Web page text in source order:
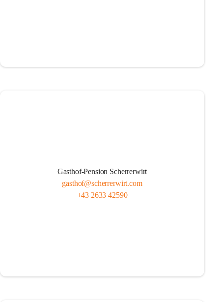
Gasthof-Pension Scherrerwirt
gasthof@scherrerwirt.com
+43 2633 42590